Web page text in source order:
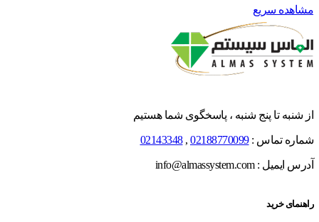
مشاهده سریع
از شنبه تا پنج شنبه ، پاسخگوی شما هستیم
شماره تماس :02188770099
,
02143348
آدرس ایمیل : info@almassystem.com
راهنمای خرید